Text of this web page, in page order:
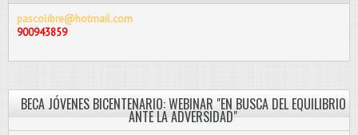
pascolibre@hotmail.com
900943859
BECA JÓVENES BICENTENARIO: WEBINAR "EN BUSCA DEL EQUILIBRIO
ANTE LA ADVERSIDAD"